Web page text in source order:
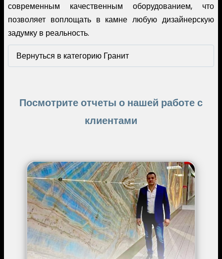
современным качественным оборудованием, что
позволяет воплощать в камне любую дизайнерскую
задумку в реальность.
Вернуться в категорию Гранит
Посмотрите отчеты о нашей работе с
клиентами
Image